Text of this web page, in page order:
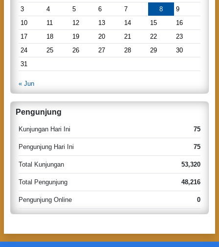
o
n
3
4 5 6 7 8
9
10
11 12 13 14 15
16
17
18 19 20 21 22
23
24
25 26 27 28 29
30
31
« Jun
Pengunjung
Kunjungan Hari Ini 75
Pengunjung Hari Ini 75
Total Kunjungan 53,320
Total Pengunjung 48,216
Pengunjung Online 0